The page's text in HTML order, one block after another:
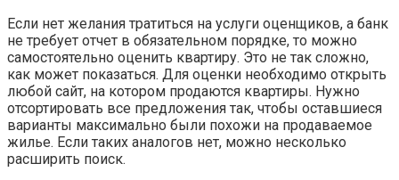
Если нет желания тратиться на услуги оценщиков, а банк
не требует отчет в обязательном порядке, то можно
самостоятельно оценить квартиру. Это не так сложно,
как может показаться. Для оценки необходимо открыть
любой сайт, на котором продаются квартиры. Нужно
отсортировать все предложения так, чтобы оставшиеся
варианты максимально были похожи на продаваемое
жилье. Если таких аналогов нет, можно несколько
расширить поиск.